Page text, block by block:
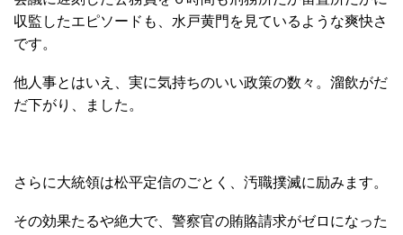
収監したエピソードも、水戸黄門を見ているような爽快さ
です。
他人事とはいえ、実に気持ちのいい政策の数々。溜飲がだ
だ下がり、ました。
さらに大統領は松平定信のごとく、汚職撲滅に励みます。
その効果たるや絶大で、警察官の賄賂請求がゼロになった